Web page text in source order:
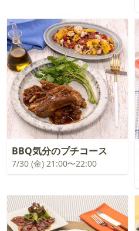
BBQ気分のプチコース
7/30 (金) 21:00〜22:00